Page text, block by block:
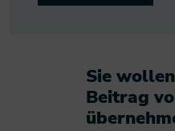
Sie
Beitrag